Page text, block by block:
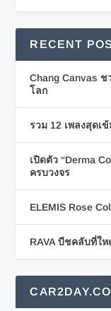
RECENT
Chang Canvas
โลก
รวม 12 เพลงสุดเ
เปิดตัว “Derma
ครบวงจร
ELEMIS Rose
RAVA บีชคลับที่ใ